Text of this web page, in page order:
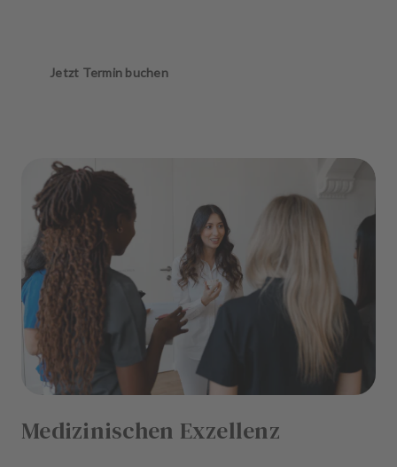
Jetzt Termin buchen
Medizinischen Exzellenz